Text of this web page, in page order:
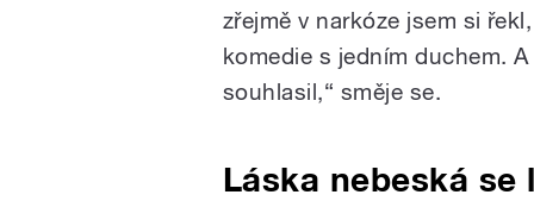
zřejmě v narkóze jsem si
komedie s jedním duchem. A
souhlasil,“ směje se.
Láska nebeská se